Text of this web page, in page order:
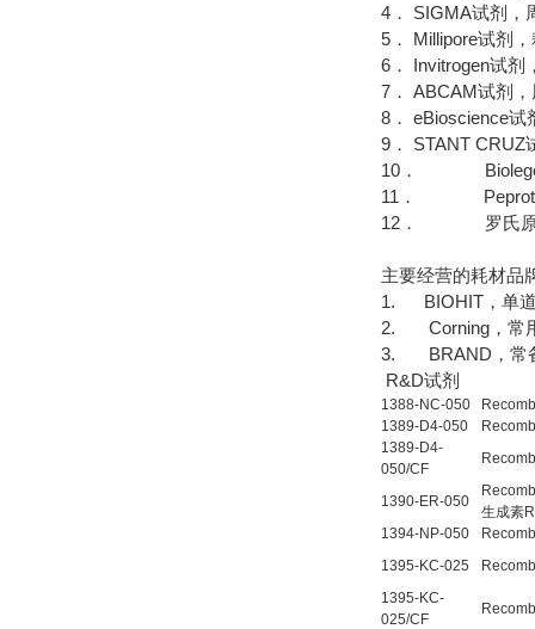
4． SIGMA试剂，
5． Millipore试剂
6． Invitrogen试剂
7． ABCAM试剂
8． eBioscience试
9． STANT CRUZ
10． Biolegend
11． Peprotech
12． 罗氏原料
主要经营的耗材品
1. BIOHIT，单道
2. Corning，常
3. BRAND，常
R&D试剂
1388-NC-050
1389-D4-050
1389-D4-
050/CF
1390-ER-050
生成素R
1394-NP-050
1395-KC-025
1395-KC-
025/CF